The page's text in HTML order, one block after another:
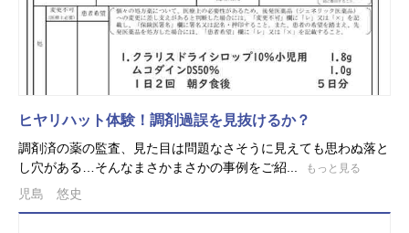
ヒヤリハット体験！調剤過誤を見抜けるか？
調剤済の薬の監査、見た目は問題なさそうに見えても思わぬ落と
し穴がある…そんなまさかまさかの事例をご紹...
もっと見る
児島 悠史